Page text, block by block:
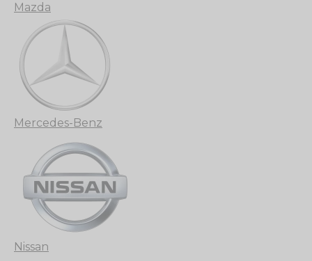
Mazda
Mercedes-Benz
Nissan